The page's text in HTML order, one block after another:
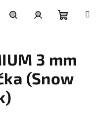
košík
3 mm
(Snow